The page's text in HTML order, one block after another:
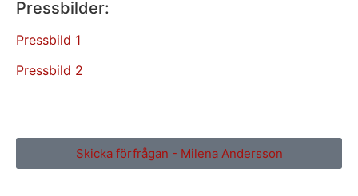
Pressbilder:
Pressbild 1
Pressbild 2
Skicka förfrågan - Milena Andersson